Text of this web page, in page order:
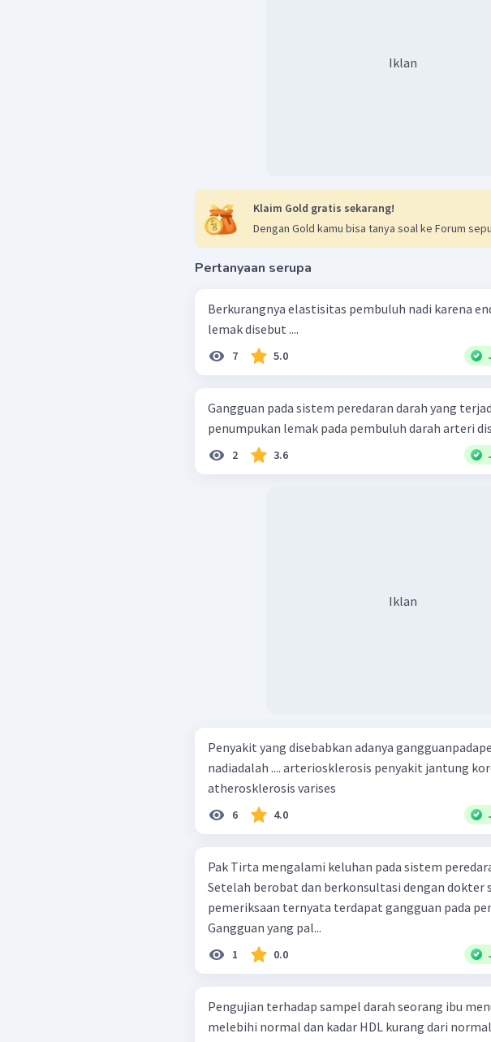
Iklan
Klaim Gold gratis sekarang!
Dengan Gold kamu bisa tanya soal ke Forum
Pertanyaan serupa
Berkurangnya elastisitas pembuluh nadi karena
lemak disebut ....
7 5.0
Gangguan pada sistem peredaran darah yang
penumpukan lemak pada pembuluh darah arteri
2 3.6
Iklan
Penyakit yang disebabkan adanya
nadiadalah .... arteriosklerosis penyakit jantung koroner
atherosklerosis varises
6 4.0
Pak Tirta mengalami keluhan pada sistem
Setelah berobat dan berkonsultasi dengan dokter
pemeriksaan ternyata terdapat gangguan pada
Gangguan yang pal...
1 0.0
Pengujian terhadap sampel darah seorang ibu
melebihi normal dan kadar HDL kurang dari